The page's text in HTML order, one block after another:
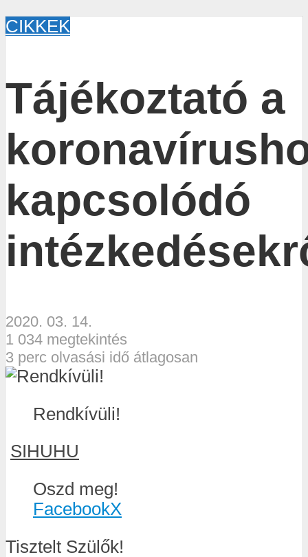
CIKKEK
Tájékoztató a
kapcsolódó
2020. 03. 14.
1 034 megtekintés
3 perc olvasási idő átlagosan
Rendkívüli!
SIHUHU
Oszd meg!
FacebookX
Tisztelt Szülők!